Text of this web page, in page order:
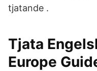
tjatande .
Tjata
Europe